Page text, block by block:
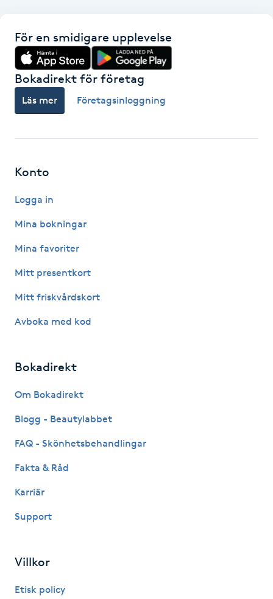
Fransförlängning Volym
Fransk manikyr
Fransrengöring
Friskvård
Friskvårdsmassage
Funktionsanalys
Färgning
G
Gelenaglar
Gellack med förstärkning
Gravidmassage
Gravidyoga
Gruppträning
För en smidigare upplevelse
Bokadirekt för företag
Läs mer Företagsinloggning
Konto
Logga in
Mina bokningar
Mina favoriter
Mitt presentkort
Mitt friskvårdskort
Avboka med kod
Bokadirekt
Om Bokadirekt
Blogg - Beautylabbet
FAQ - Skönhetsbehandlingar
Fakta & Råd
Karriär
Support
Villkor
Etisk policy